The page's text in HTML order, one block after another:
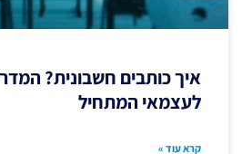
איך כותבים חשבונית?
לעצמאי המתחיל
קרא עוד »